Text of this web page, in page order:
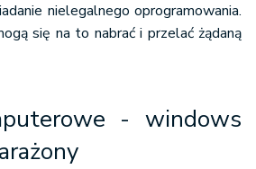
nielegalnego oprogramowania.
się na to nabrać i przelać żądaną
- windows